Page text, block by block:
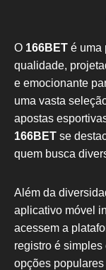
O 166BET é uma
qualidade,
e emocionante
uma vasta
apostas
166BET se
quem busca
Além da
aplicativo móvel
acessem a
registro é
opções